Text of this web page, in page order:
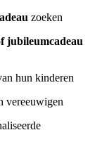
zoeken
jubileumcadeau
hun kinderen
vereeuwigen